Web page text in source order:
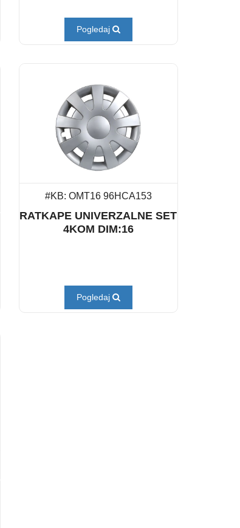
Pogledaj
#KB: OMT16 96HCA153
RATKAPE UNIVERZALNE SET
4KOM DIM:16
Pogledaj